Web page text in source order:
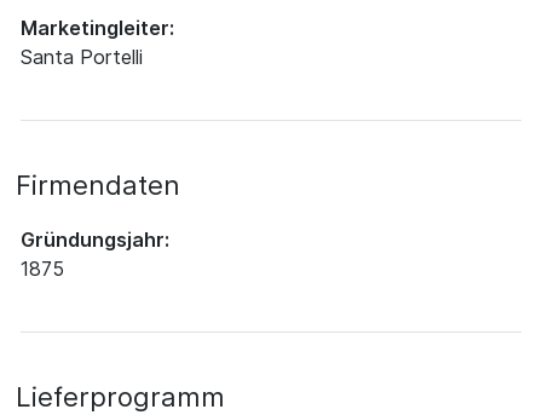
Marketingleiter:
Santa Portelli
Firmendaten
Gründungsjahr:
1875
Lieferprogramm